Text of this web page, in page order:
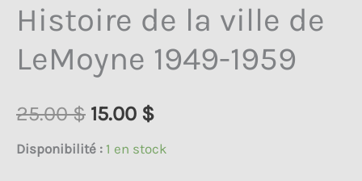
Histoire de la ville de
LeMoyne 1949-1959
25.00$ Le
prix
15.00 $Le
prix
Disponibilité : 1 en stock